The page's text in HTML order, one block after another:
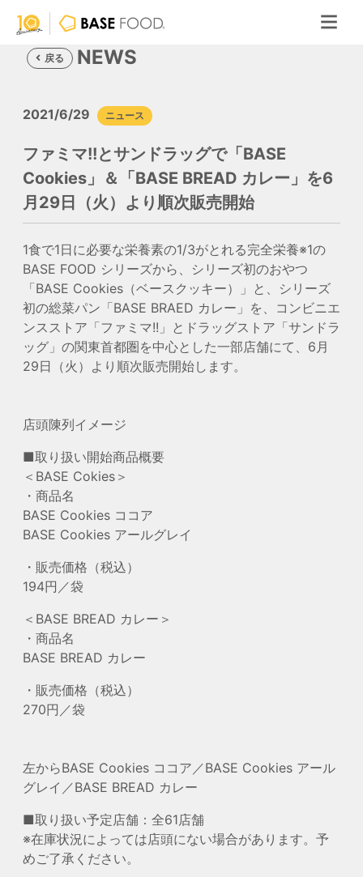
戻る NEWS
2021/6/29 ニュース
ファミマ!!とサンドラッグで「BASE
Cookies」＆「BASE BREAD カレー」を6
月29日（火）より順次販売開始
1食で1日に必要な栄養素の1/3がとれる完全栄養※1の
BASE FOOD シリーズから、シリーズ初のおやつ
「BASE Cookies（ベースクッキー）」と、シリーズ
初の総菜パン「BASE BRAED カレー」を、コンビニエ
ンスストア「ファミマ!!」とドラッグストア「サンドラ
ッグ」の関東首都圏を中心とした一部店舗にて、6月
29日（火）より順次販売開始します。
店頭陳列イメージ
■取り扱い開始商品概要
＜BASE Cokies＞
・商品名
BASE Cookies ココア
BASE Cookies アールグレイ
・販売価格（税込）
194円／袋
＜BASE BREAD カレー＞
・商品名
BASE BREAD カレー
・販売価格（税込）
270円／袋
左からBASE Cookies ココア／BASE Cookies アール
グレイ／BASE BREAD カレー
■取り扱い予定店舗：全61店舗
※在庫状況によっては店頭にない場合があります。予
めご了承ください。